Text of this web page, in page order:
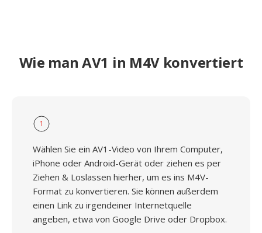
Wie man AV1 in M4V konvertiert
1
Wählen Sie ein AV1-Video von Ihrem Computer,
iPhone oder Android-Gerät oder ziehen es per
Ziehen & Loslassen hierher, um es ins M4V-
Format zu konvertieren. Sie können außerdem
einen Link zu irgendeiner Internetquelle
angeben, etwa von Google Drive oder Dropbox.